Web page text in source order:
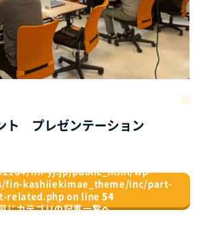
ト プレゼンテーション
fin-yj.jp/public_html/wp-
fin-kashiiekimae_theme/inc/part-
related.php on line54
じカテゴリの記事⼀覧へ